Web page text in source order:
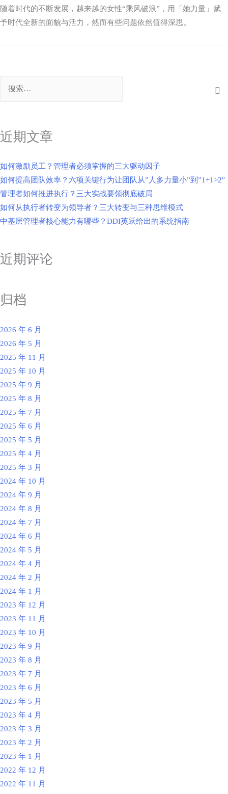
随着时代的不断发展，越来越的女性“乘风破浪”，用「她力量」赋
予时代全新的面貌与活力，然而有些问题依然值得深思。
近期文章
如何激励员工？管理者必须掌握的三大驱动因子
如何提高团队效率？六项关键行为让团队从”人多力量小”到”1+1>2″
管理者如何推进执行？三大实战要领彻底破局
如何从执行者转变为领导者？三大转变与三种思维模式
中基层管理者核心能力有哪些？DDI英跃给出的系统指南
近期评论
归档
2026 年 6 月
2026 年 5 月
2025 年 11 月
2025 年 10 月
2025 年 9 月
2025 年 8 月
2025 年 7 月
2025 年 6 月
2025 年 5 月
2025 年 4 月
2025 年 3 月
2024 年 10 月
2024 年 9 月
2024 年 8 月
2024 年 7 月
2024 年 6 月
2024 年 5 月
2024 年 4 月
2024 年 2 月
2024 年 1 月
2023 年 12 月
2023 年 11 月
2023 年 10 月
2023 年 9 月
2023 年 8 月
2023 年 7 月
2023 年 6 月
2023 年 5 月
2023 年 4 月
2023 年 3 月
2023 年 2 月
2023 年 1 月
2022 年 12 月
2022 年 11 月